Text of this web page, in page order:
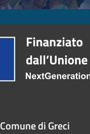
Comune di Greci